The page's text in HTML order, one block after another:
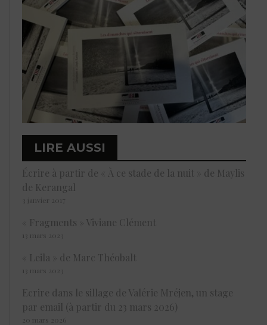
LIRE AUSSI
Écrire à partir de « À ce stade de la nuit » de Maylis
de Kerangal
3 janvier 2017
« Fragments » Viviane Clément
13 mars 2023
« Leila » de Marc Théobalt
13 mars 2023
Ecrire dans le sillage de Valérie Mréjen, un stage
par email (à partir du 23 mars 2026)
20 mars 2026